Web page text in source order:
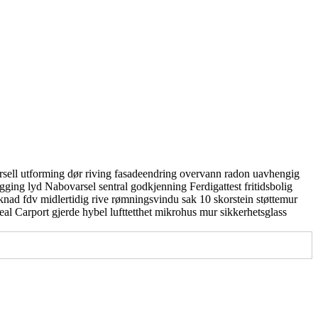
utforming dørriving fasadeendring overvann radon uavhengig
lyd Nabovarsel sentral godkjenning Ferdigattest fritidsbolig
fdv midlertidig rive rømningsvindu sak 10 skorstein støttemur
Carport gjerde hybel lufttetthet mikrohus mursikkerhetsglass